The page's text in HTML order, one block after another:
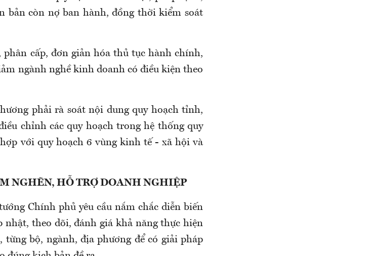
bản còn nợ ban hành, đồng thời kiểm soát
phân cấp, đơn giản hóa thủ tục hành chính,
ngành nghề kinh doanh có điều kiện theo
phải rà soát nội dung quy hoạch tỉnh,
chỉnh các quy hoạch trong hệ thống quy
với quy hoạch 6 vùng kinh tế - xã hội và
NGHẼN, HỖ TRỢ DOANH NGHIỆP
Chính phủ yêu cầu nắm chắc diễn biến
theo dõi, đánh giá khả năng thực hiện
từng bộ, ngành, địa phương để có giải pháp